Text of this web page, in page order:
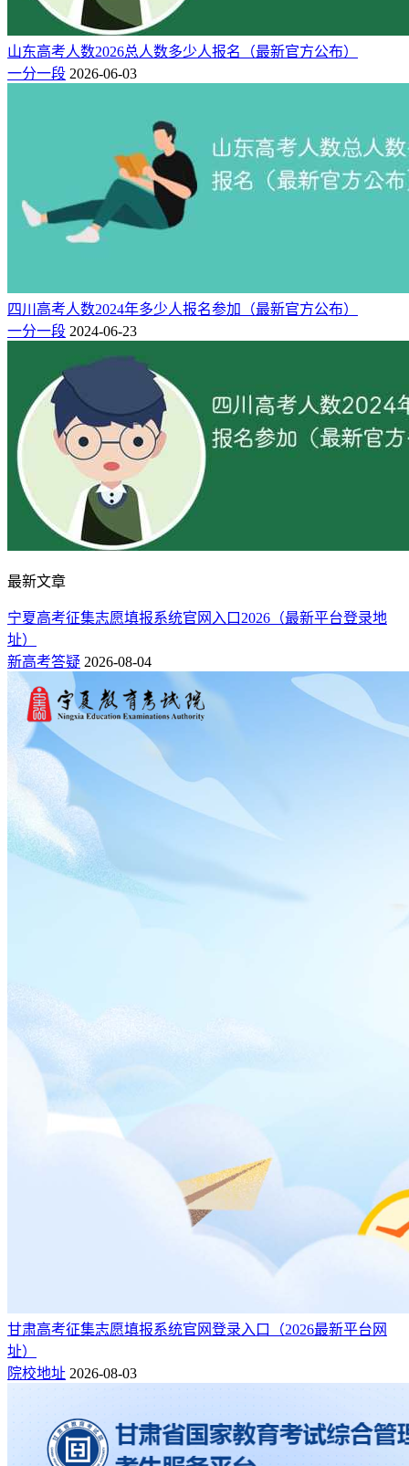
山东高考人数2026总人数多少人报名（最新官方公布）
一分一段 2026-06-03
四川高考人数2024年多少人报名参加（最新官方公布）
一分一段 2024-06-23
最新文章
宁夏高考征集志愿填报系统官网入口2026（最新平台登录地
址）
新高考答疑 2026-08-04
甘肃高考征集志愿填报系统官网登录入口（2026最新平台网
址）
院校地址 2026-08-03